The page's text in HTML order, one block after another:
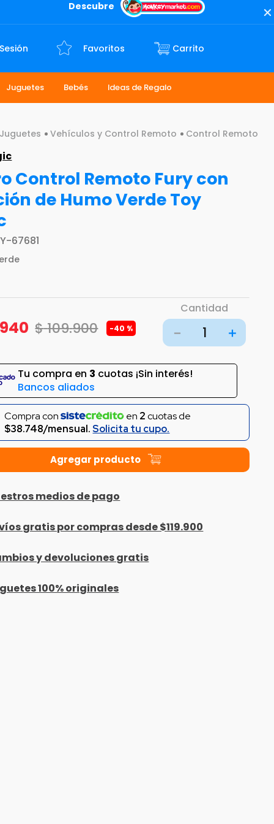
Descubre
Favoritos
Juguetes Bebés Ideas de Regalo
Juguetes Vehículos y Control Remoto Control Remoto
Control Remoto Fury con
de Humo Verde Toy
67681
940 $109.900 -40 %
Cantidad
＋
－
Tu compra en 3 cuotas ¡Sin interés!
Bancos aliados
Compra con en 2cuotas de
$38.748/mensual.Solicita tu cupo.
medios de pago
gratis por compras desde $119.900
y devoluciones gratis
100% originales